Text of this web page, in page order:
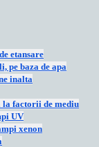
etansare
pe baza de apa
inalta
la factorii de mediu
UV
xenon